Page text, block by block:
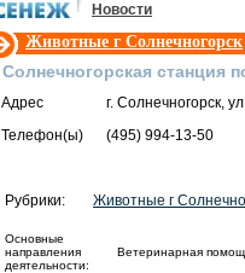
Новости
Животные г Солнечногорск
Солнечногорская станция
Адрес
г. Солнечногорск,
Телефон(ы)
(495) 994-13-50
Рубрики: Животные г
Основные
направления
деятельности:
Ветеринарная